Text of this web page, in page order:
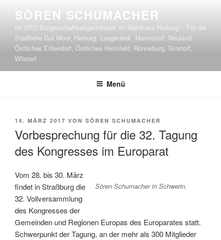
Inhalt
springen
SÖREN SCHUMACHER
Ihr SPD Bürgerschaftsabgeordneter im Wahlkreis Harburg – Für die
Stadtteile Gut Moor, Harburg, Langenbek, Marmstorf, Neuland,
Östliches Eißendorf, Östliches Heimfeld, Rönneburg, Sinstorf,
Wilstorf
Menü
VERÖFFENTLICHT
14. MÄRZ 2017 VON SÖREN SCHUMACHER
Vorbesprechung für die 32. Tagung
des Kongresses im Europarat
Sören Schumacher in Schwerin.
Vom 28. bis 30. März
findet in Straßburg die
32. Vollversammlung
des Kongresses der
Gemeinden und Regionen Europas des Europarates statt.
Schwerpunkt der Tagung, an der mehr als 300 Mitglieder